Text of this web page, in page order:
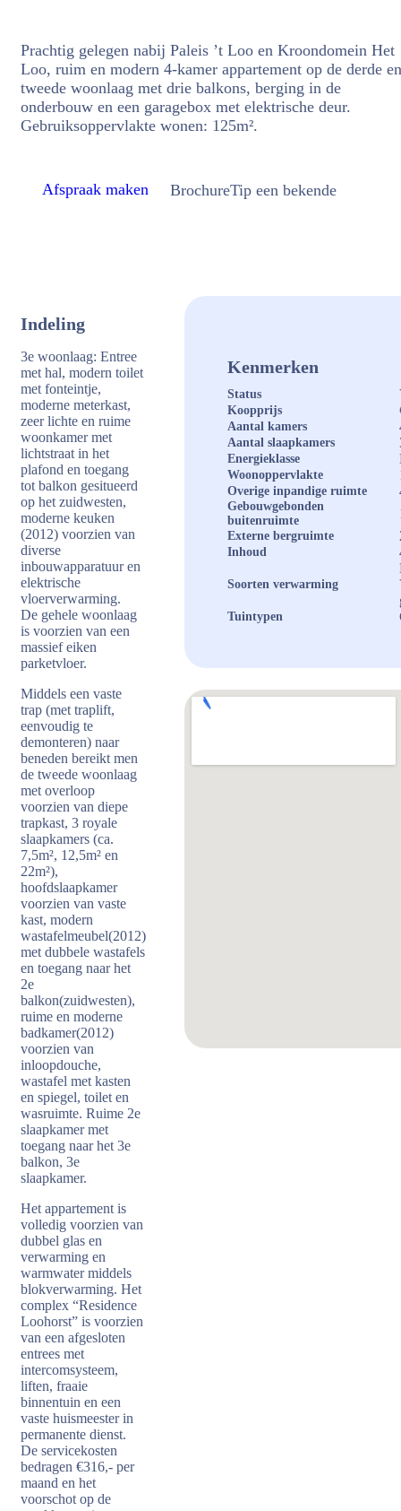
Prachtig gelegen nabij Paleis ’t Loo en Kroondomein Het
Loo, ruim en modern 4-kamer appartement op de derde en
tweede woonlaag met drie balkons, berging in de
onderbouw en een garagebox met elektrische deur.
Gebruiksoppervlakte wonen: 125m².
Afspraak maken BrochureTip een bekende
Indeling
3e woonlaag: Entree
met hal, modern toilet
met fonteintje,
moderne meterkast,
zeer lichte en ruime
woonkamer met
lichtstraat in het
plafond en toegang
tot balkon gesitueerd
op het zuidwesten,
moderne keuken
(2012) voorzien van
diverse
inbouwapparatuur en
elektrische
vloerverwarming.
De gehele woonlaag
is voorzien van een
massief eiken
parketvloer.
Middels een vaste
trap (met traplift,
eenvoudig te
demonteren) naar
beneden bereikt men
de tweede woonlaag
met overloop
voorzien van diepe
trapkast, 3 royale
slaapkamers (ca.
7,5m², 12,5m² en
22m²),
hoofdslaapkamer
voorzien van vaste
kast, modern
wastafelmeubel(2012)
met dubbele wastafels
en toegang naar het
2e
balkon(zuidwesten),
ruime en moderne
badkamer(2012)
voorzien van
inloopdouche,
wastafel met kasten
en spiegel, toilet en
wasruimte. Ruime 2e
slaapkamer met
toegang naar het 3e
balkon, 3e
slaapkamer.
Het appartement is
volledig voorzien van
dubbel glas en
verwarming en
warmwater middels
blokverwarming. Het
complex “Residence
Loohorst” is voorzien
van een afgesloten
entrees met
intercomsysteem,
liften, fraaie
binnentuin en een
vaste huismeester in
permanente dienst.
De servicekosten
bedragen €316,- per
maand en het
voorschot op de
Kenmerken
Status
Koopprijs
Aantal kamers
Aantal slaapkamers
Energieklasse
Woonoppervlakte
Overige inpandige ruimte
Gebouwgebonden
buitenruimte
Externe bergruimte
Inhoud
Soorten verwarming
Tuintypen